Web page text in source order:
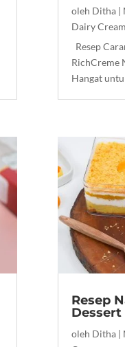
oleh Ditha |
Dairy
Resep
RichCreme
Hangat
Resep
Dessert
oleh Ditha |